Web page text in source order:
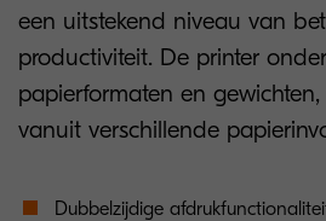
een uitstekend niveau van
productiviteit. De printer
papierformaten en
vanuit verschillende
Dubbelzijdige